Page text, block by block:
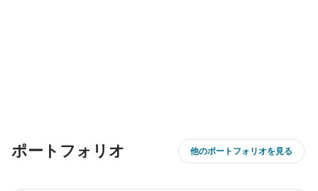
ポートフォリオ 他のポートフォリオを見る